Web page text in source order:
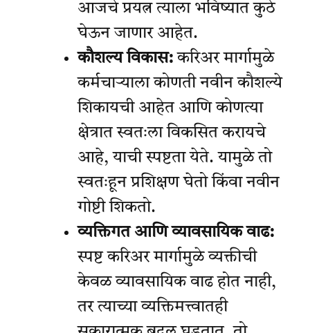
आजचे प्रयत्न त्याला भविष्यात कुठे
घेऊन जाणार आहेत.
कौशल्य विकास: करिअर मार्गामुळे
कर्मचाऱ्याला कोणती नवीन कौशल्ये
शिकायची आहेत आणि कोणत्या
क्षेत्रात स्वतःला विकसित करायचे
आहे, याची स्पष्टता येते. यामुळे तो
स्वतःहून प्रशिक्षण घेतो किंवा नवीन
गोष्टी शिकतो.
व्यक्तिगत आणि व्यावसायिक वाढ:
स्पष्ट करिअर मार्गामुळे व्यक्तीची
केवळ व्यावसायिक वाढ होत नाही,
तर त्याच्या व्यक्तिमत्त्वातही